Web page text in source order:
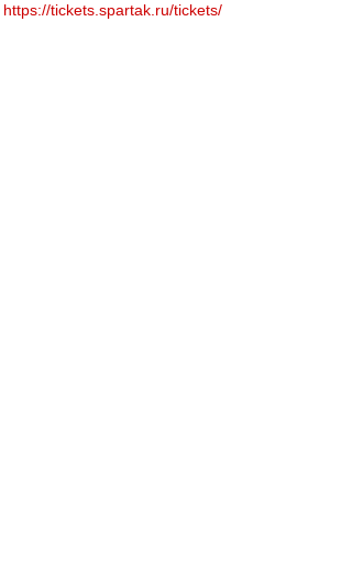
https://tickets.spartak.ru/tickets/